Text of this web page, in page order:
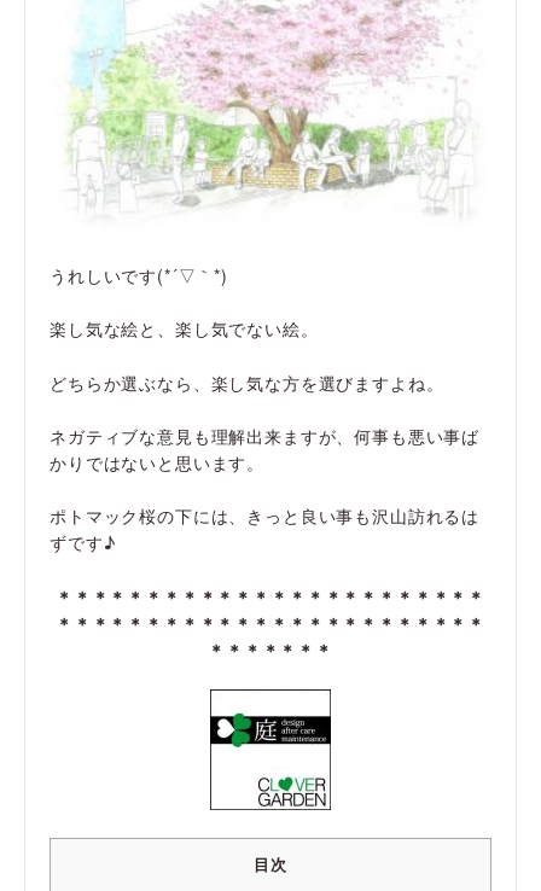
うれしいです(*´▽｀*)
楽し気な絵と、楽し気でない絵。
どちらか選ぶなら、楽し気な方を選びますよね。
ネガティブな意見も理解出来ますが、何事も悪い事ば
かりではないと思います。
ポトマック桜の下には、きっと良い事も沢山訪れるは
ずです♪
＊＊＊＊＊＊＊＊＊＊＊＊＊＊＊＊＊＊＊＊＊＊＊＊
＊＊＊＊＊＊＊＊＊＊＊＊＊＊＊＊＊＊＊＊＊＊＊＊
＊＊＊＊＊＊＊
目次